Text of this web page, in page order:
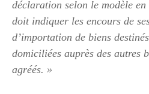
déclaration selon le modèle
doit indiquer les encours de
d’importation de biens
domiciliées auprès des autres
agréés. »